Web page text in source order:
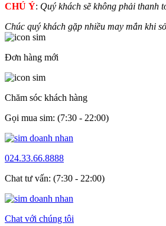
CHÚ Ý: Quý khách sẽ không phải thanh
Chúc quý khách gặp nhiều may mắn khi
Đơn hàng mới
Chăm sóc khách hàng
Gọi mua sim: (7:30 - 22:00)
024.33.66.8888
Chat tư vấn: (7:30 - 22:00)
Chat với chúng tôi